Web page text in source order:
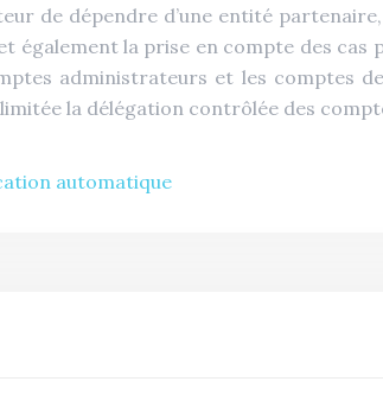
de dépendre d’une entité
également la prise en compte des cas
administrateurs et les comptes
la délégation contrôlée des
automatique